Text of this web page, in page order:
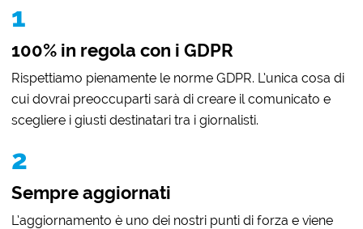
1
100% in regola con i GDPR
Rispettiamo pienamente le norme GDPR. L’unica cosa di
cui dovrai preoccuparti sarà di creare il comunicato e
scegliere i giusti destinatari tra i giornalisti.
2
Sempre aggiornati
L’aggiornamento è uno dei nostri punti di forza e viene